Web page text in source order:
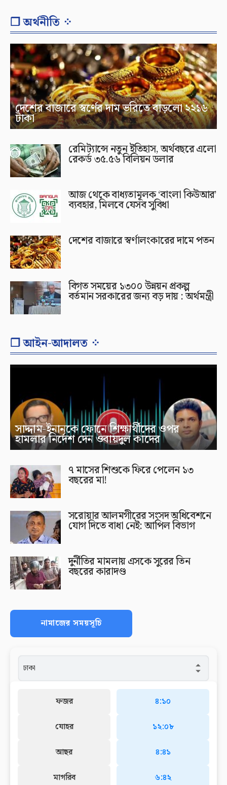
❐ অর্থনীতি ⁘
দেশের বাজারে স্বর্ণের দাম ভরিতে বাড়লো ২২১৬
টাকা
রেমিট্যান্সে নতুন ইতিহাস, অর্থবছরে এলো
রেকর্ড ৩৫.৫৬ বিলিয়ন ডলার
আজ থেকে বাধ্যতামূলক ‘বাংলা কিউআর’
ব্যবহার, মিলবে যেসব সুবিধা
দেশের বাজারে স্বর্ণালংকারের দামে পতন
বিগত সময়ের ১৩০০ উন্নয়ন প্রকল্প
বর্তমান সরকারের জন্য বড় দায় : অর্থমন্ত্রী
❐ আইন-আদালত ⁘
সাদ্দাম-ইনানকে ফোনে শিক্ষার্থীদের ওপর
হামলার নির্দেশ দেন ওবায়দুল কাদের
৭ মাসের শিশুকে ফিরে পেলেন ১৩
বছরের মা!
সরোয়ার আলমগীরের সংসদ অধিবেশনে
যোগ দিতে বাধা নেই: আপিল বিভাগ
দুর্নীতির মামলায় এসকে সুরের তিন
বছরের কারাদণ্ড
নামাজের সময়সূচি
ফজর
যোহর
আছর
মাগরিব
৪:১০
১২:০৮
৪:৪১
৬:৪২